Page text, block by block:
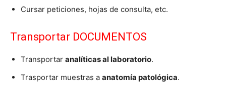
Cursar peticiones, hojas de consulta, etc.
Transportar DOCUMENTOS
Transportar analíticas al laboratorio.
Trasportar muestras a anatomía patológica.